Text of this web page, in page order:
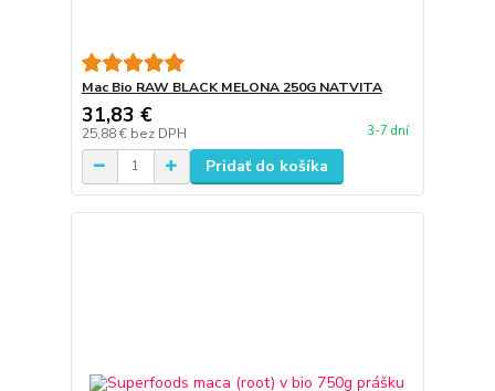
Mac Bio RAW BLACK MELONA 250G NATVITA
31,83 €
25,88 € bez DPH 3-7 dní
Pridať do košíka